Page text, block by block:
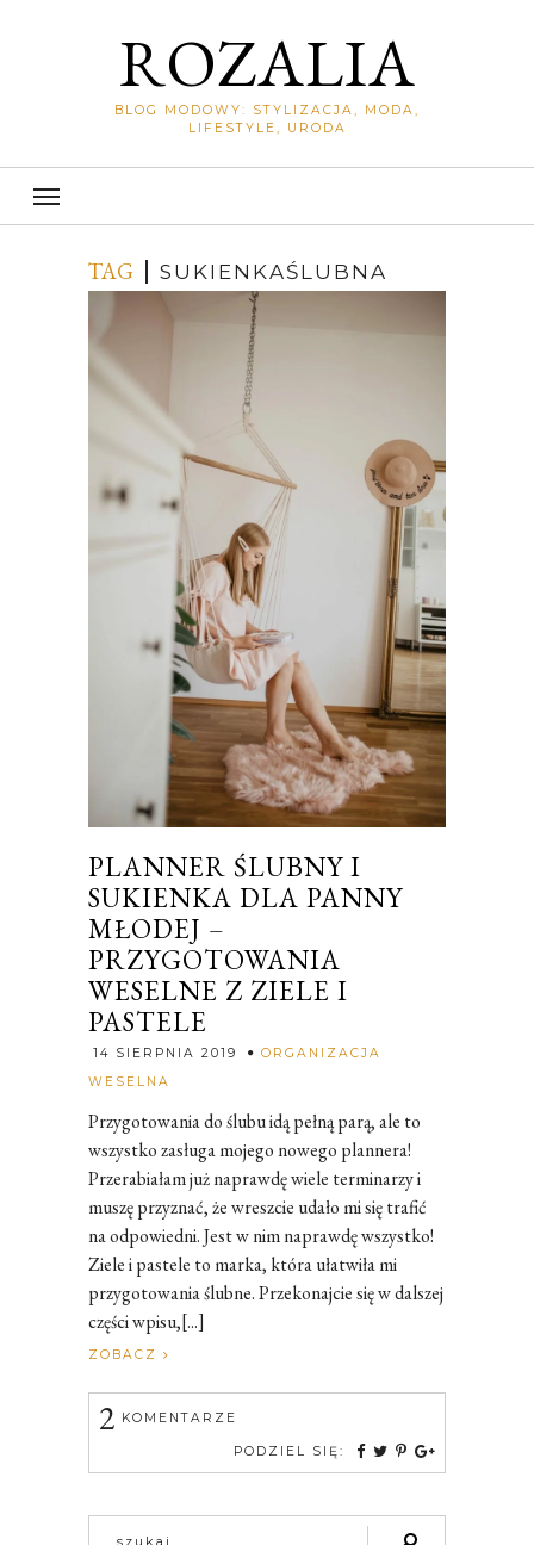
ROZALIA
BLOG MODOWY: STYLIZACJA, MODA,
LIFESTYLE, URODA
TAG SUKIENKAŚLUBNA
PLANNER ŚLUBNY I
SUKIENKA DLA PANNY
MŁODEJ –
PRZYGOTOWANIA
WESELNE Z ZIELE I
PASTELE
14 SIERPNIA 2019
ORGANIZACJA
WESELNA
Przygotowania do ślubu idą pełną parą, ale to
wszystko zasługa mojego nowego plannera!
Przerabiałam już naprawdę wiele terminarzy i
muszę przyznać, że wreszcie udało mi się trafić
na odpowiedni. Jest w nim naprawdę wszystko!
Ziele i pastele to marka, która ułatwiła mi
przygotowania ślubne. Przekonajcie się w dalszej
części wpisu,[...]
ZOBACZ
2 KOMENTARZE
PODZIEL SIĘ: